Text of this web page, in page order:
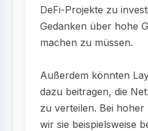
DeFi-Projekte zu
Gedanken über hohe
machen zu müssen.
Außerdem könnten
dazu beitragen, die
zu verteilen. Bei hoher
wir sie beispielsweise